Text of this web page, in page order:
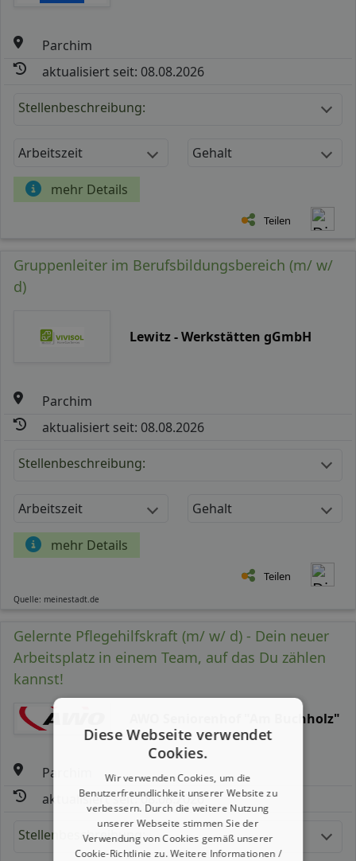
Parchim
aktualisiert seit: 08.08.2026
Stellenbeschreibung:
Arbeitszeit Gehalt
mehr Details
Teilen
Gruppenleiter im Berufsbildungsbereich (m/ w/
d)
Lewitz - Werkstätten gGmbH
Parchim
aktualisiert seit: 08.08.2026
Stellenbeschreibung:
Arbeitszeit Gehalt
mehr Details
Teilen
Quelle: meinestadt.de
Gelernte Pflegehilfskraft (m/ w/ d) - Dein neuer
Arbeitsplatz in einem Team, auf das Du zählen
kannst!
AWO Seniorenhof "Am Buchholz"
Parchim
aktualisiert seit: 08.08.2026
Stellenbeschreibung:
Diese Webseite verwendet
Cookies.
Wir verwenden Cookies, um die
Benutzerfreundlichkeit unserer Website zu
verbessern. Durch die weitere Nutzung
unserer Webseite stimmen Sie der
Verwendung von Cookies gemäß unserer
Cookie-Richtlinie zu.Weitere Informationen /